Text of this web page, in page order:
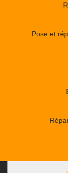
Pose et